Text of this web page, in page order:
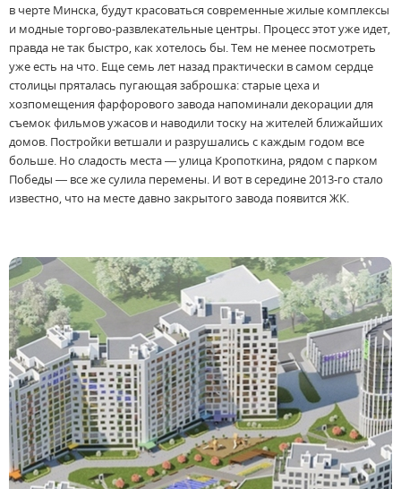
в черте Минска, будут красоваться современные жилые комплексы
и модные торгово-развлекательные центры. Процесс этот уже идет,
правда не так быстро, как хотелось бы. Тем не менее посмотреть
уже есть на что. Еще семь лет назад практически в самом сердце
столицы пряталась пугающая заброшка: старые цеха и
хозпомещения фарфорового завода напоминали декорации для
съемок фильмов ужасов и наводили тоску на жителей ближайших
домов. Постройки ветшали и разрушались с каждым годом все
больше. Но сладость места — улица Кропоткина, рядом с парком
Победы — все же сулила перемены. И вот в середине 2013-го стало
известно, что на месте давно закрытого завода появится ЖК.